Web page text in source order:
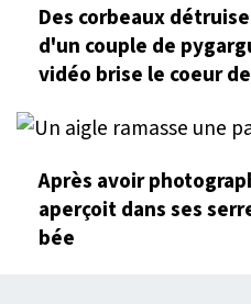
Des corbeaux
d'un couple de
vidéo brise le coeur
Après avoir
aperçoit dans ses
bée